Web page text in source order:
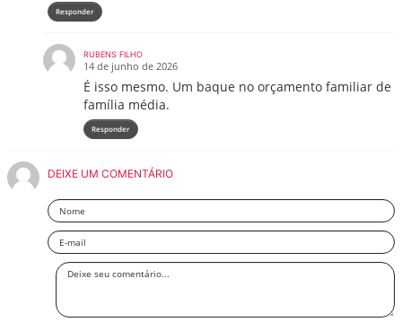
Responder
RUBENS FILHO
14 de junho de 2026
É isso mesmo. Um baque no orçamento familiar de
família média.
Responder
DEIXE UM COMENTÁRIO
Nome
Email
Deixe